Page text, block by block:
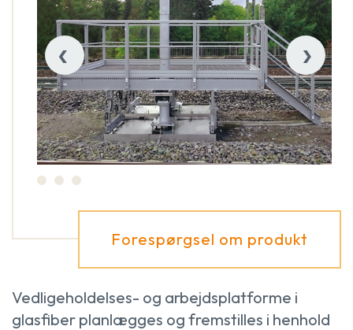
‹ ›
Forespørgsel om produkt
Vedligeholdelses- og arbejdsplatforme i
glasfiber planlægges og fremstilles i henhold